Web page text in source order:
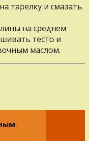
тарелку и смазать
на среднем
тесто и
маслом.